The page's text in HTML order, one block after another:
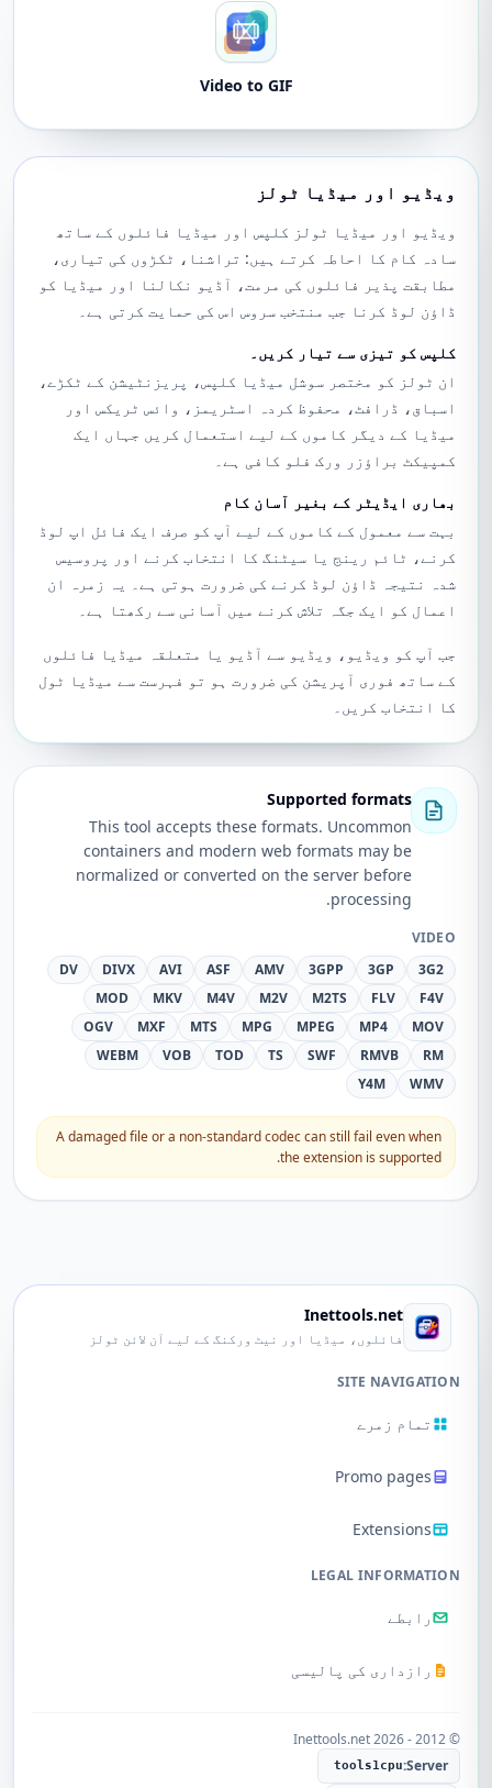
Video to GIF
ویڈیو اور میڈیا ٹولز
ویڈیو اور میڈیا ٹولز کلپس اور میڈیا فائلوں کے ساتھ
سادہ کام کا احاطہ کرتے ہیں: تراشنا، ٹکڑوں کی تیاری،
مطابقت پذیر فائلوں کی مرمت، آڈیو نکالنا اور میڈیا کو
ڈاؤن لوڈ کرنا جب منتخب سروس اس کی حمایت کرتی ہے۔
کلپس کو تیزی سے تیار کریں۔
ان ٹولز کو مختصر سوشل میڈیا کلپس، پریزنٹیشن کے ٹکڑے،
اسباق، ڈرافٹ، محفوظ کردہ اسٹریمز، وائس ٹریکس اور
میڈیا کے دیگر کاموں کے لیے استعمال کریں جہاں ایک
کمپیکٹ براؤزر ورک فلو کافی ہے۔
بھاری ایڈیٹر کے بغیر آسان کام
بہت سے معمول کے کاموں کے لیے آپ کو صرف ایک فائل اپ لوڈ
کرنے، ٹائم رینج یا سیٹنگ کا انتخاب کرنے اور پروسیس
شدہ نتیجہ ڈاؤن لوڈ کرنے کی ضرورت ہوتی ہے۔ یہ زمرہ ان
اعمال کو ایک جگہ تلاش کرنے میں آسانی سے رکھتا ہے۔
جب آپ کو ویڈیو، ویڈیو سے آڈیو یا متعلقہ میڈیا فائلوں
کے ساتھ فوری آپریشن کی ضرورت ہو تو فہرست سے میڈیا ٹول
کا انتخاب کریں۔
Supported formats
This tool accepts these formats. Uncommon
containers and modern web formats may be
normalized or converted on the server before
processing.
VIDEO
3G2
3GP
3GPP
AMV
ASF
AVI
DIVX
DV
F4V
FLV
M2TS
M2V
M4V
MKV
MOD
MOV
MP4
MPEG
MPG
MTS
MXF
OGV
RM
RMVB
SWF
TS
TOD
VOB
WEBM
WMV
Y4M
A damaged file or a non-standard codec can still fail even when
the extension is supported.
Inettools.net
فائلوں، میڈیا اور نیٹ ورکنگ کے لیے آن لائن ٹولز
SITE NAVIGATION
تمام زمرے
Promo pages
Extensions
LEGAL INFORMATION
رابطے
رازداری کی پالیسی
© 2012 - 2026 Inettools.net
Server:
tools1cpu